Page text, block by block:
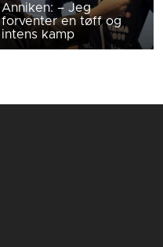
Anniken: – Jeg
forventer en tøff og
intens kamp